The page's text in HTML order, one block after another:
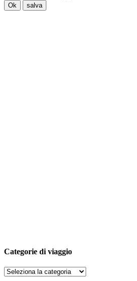
Ok salva
Categorie di viaggio